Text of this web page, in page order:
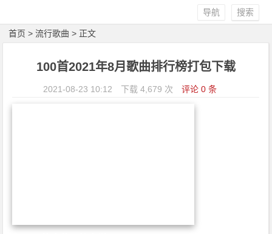
搜索
导航
首页 >流行歌曲 > 正文
100首2021年8月歌曲排行榜打包下载
2021-08-23 10:12 下载 4,679 次 评论 0 条